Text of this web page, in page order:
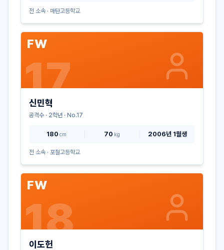
전 소속 · 매탄고등학교
FW
17
신민혁
공격수· 2학년 · No.17
180 cm 70 kg 2006년 1월생
전 소속 · 포철고등학교
FW
18
이도헌